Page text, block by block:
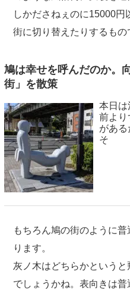
しかださねぇのに15000円
街に切り替えたりするもの
鳩は幸せを呼んだのか。
街」を散策
本日は
前より
がある
そ
もちろん鳩の街のように
ります。
灰ノ木はどちらかという
でしょうかね。表向きは